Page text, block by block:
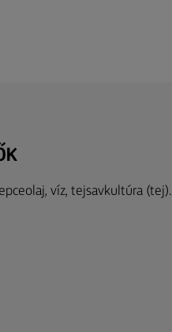
víz, tejsavkultúra (tej).